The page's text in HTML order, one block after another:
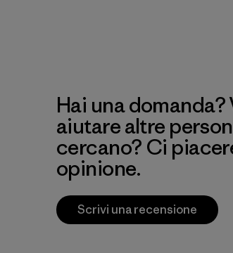
Hai una
aiutare altre
cercano? Ci
opinione.
Scrivi una recensione